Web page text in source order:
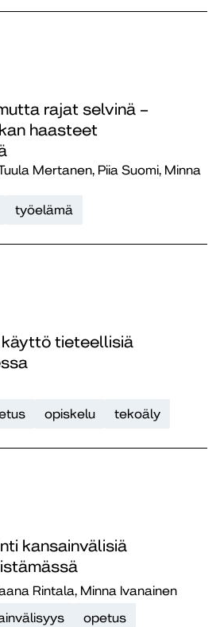
rajat selvinä –
haasteet
Mertanen, Piia Suomi, Minna
työelämä
käyttö tieteellisiä
opiskelu tekoäly
kansainvälisiä
Rintala, Minna Ivanainen
opetus